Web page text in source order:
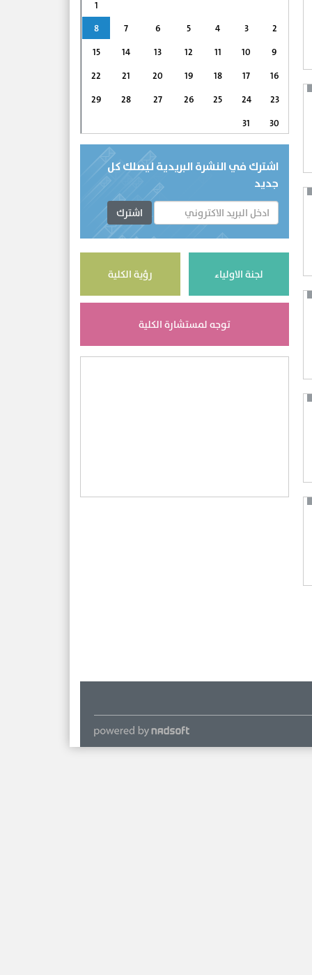
1
2
3
4
5
6
7
8
9
10
11
12
13
14
15
16
17
18
19
20
21
22
23
24
25
26
27
28
29
30
31
اشترك في النشرة البريدية ليصلك كل
جديد
اشترك
لجنة الاولياء رؤية الكلية
توجه لمستشارة الكلية